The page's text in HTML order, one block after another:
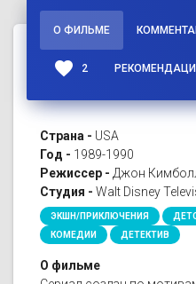
О ФИЛЬМЕ
favorite 2
Страна - USA
Год - 1989-1990
Режиссер - Джон
Студия - Walt Disney
ЭКШН/ПРИКЛЮЧЕНИЯ
КОМЕДИИ
ДЕТЕКТИВ
О фильме